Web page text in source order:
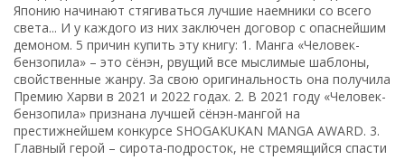
Японию начинают стягиваться лучшие наемники со всего
света... И у каждого из них заключен договор с опаснейшим
демоном. 5 причин купить эту книгу: 1. Манга «Человек-
бензопила» – это сёнэн, рвущий все мыслимые шаблоны,
свойственные жанру. За свою оригинальность она получила
Премию Харви в 2021 и 2022 годах. 2. В 2021 году «Человек-
бензопила» признана лучшей сёнэн-мангой на
престижнейшем конкурсе SHOGAKUKAN MANGA AWARD. 3.
Главный герой – сирота-подросток, не стремящийся спасти